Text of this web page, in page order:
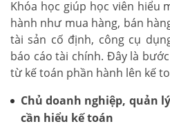
Khóa học giúp học viên hiểu
hành như mua hàng, bán
tài sản cố định, công cụ
báo cáo tài chính. Đây là
từ kế toán phần hành lên kế
Chủ doanh nghiệp, quản
cần hiểu kế toán